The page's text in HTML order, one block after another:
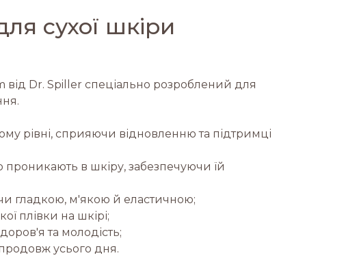
сухої шкіри
Dr. Spiller спеціально розроблений для
рівні, сприяючи відновленню та підтримці
в шкіру, забезпечуючи їй
гладкою, м'якою й еластичною;
плівки на шкірі;
та молодість;
усього дня.